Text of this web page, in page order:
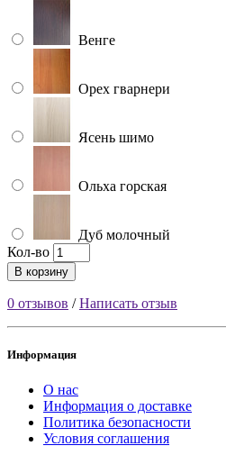
Венге
Орех гварнери
Ясень шимо
Ольха горская
Дуб молочный
Кол-во
В корзину
0 отзывов /Написать отзыв
Информация
О нас
Информация о доставке
Политика безопасности
Условия соглашения